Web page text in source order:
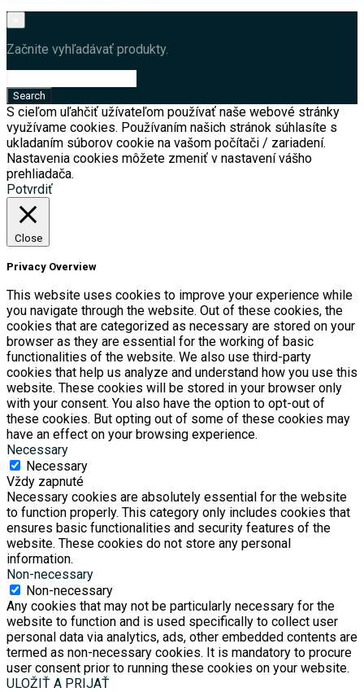
Začnite vyhľadávať produkty.
S cieľom uľahčiť užívateľom používať naše webové stránky
využívame cookies. Používaním našich stránok súhlasíte s
ukladaním súborov cookie na vašom počítači / zariadení.
Nastavenia cookies môžete zmeniť v nastavení vášho
prehliadača.
Potvrdiť
Close
Privacy Overview
This website uses cookies to improve your experience while
you navigate through the website. Out of these cookies, the
cookies that are categorized as necessary are stored on your
browser as they are essential for the working of basic
functionalities of the website. We also use third-party
cookies that help us analyze and understand how you use this
website. These cookies will be stored in your browser only
with your consent. You also have the option to opt-out of
these cookies. But opting out of some of these cookies may
have an effect on your browsing experience.
Necessary
Necessary
Vždy zapnuté
Necessary cookies are absolutely essential for the website
to function properly. This category only includes cookies that
ensures basic functionalities and security features of the
website. These cookies do not store any personal
information.
Non-necessary
Non-necessary
Any cookies that may not be particularly necessary for the
website to function and is used specifically to collect user
personal data via analytics, ads, other embedded contents are
termed as non-necessary cookies. It is mandatory to procure
user consent prior to running these cookies on your website.
ULOŽIŤ A PRIJAŤ